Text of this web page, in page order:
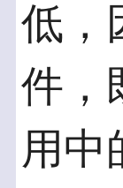
低，
件，
用中